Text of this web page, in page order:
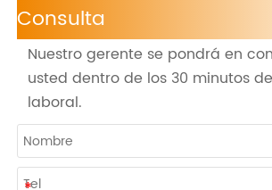
Consulta
Nuestro gerente se pondrá en
usted dentro de los 30 minutos
laboral.